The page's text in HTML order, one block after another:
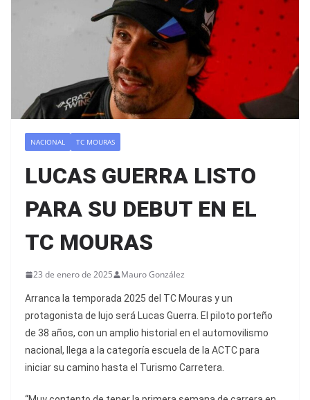
NACIONAL TC MOURAS
LUCAS GUERRA LISTO
PARA SU DEBUT EN EL
TC MOURAS
23 de enero de 2025 Mauro González
Arranca la temporada 2025 del TC Mouras y un
protagonista de lujo será Lucas Guerra. El piloto porteño
de 38 años, con un amplio historial en el automovilismo
nacional, llega a la categoría escuela de la ACTC para
iniciar su camino hasta el Turismo Carretera.